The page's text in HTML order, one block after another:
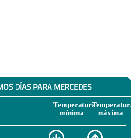
DÍAS PARA MERCEDES
Temperatura
mínima
máxima